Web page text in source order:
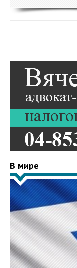
В мире